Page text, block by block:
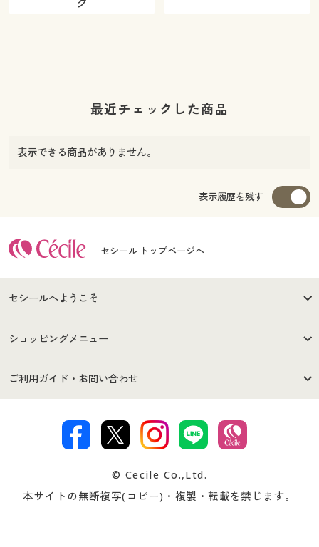
最近チェックした商品
表示できる商品がありません。
表示履歴を残す
セシール トップページへ
セシールへようこそ
はじめての方へ
セシールご利用規約
著作権・商標について 会社案内
ショッピングメニュー
商品カテゴリ
プレゼント＆キャンペーン サイトマップ
ご利用ガイド・お問い合わせ
交換・返品は お支払は
ついて
忘れの場合
© Cecile Co.,Ltd.
本サイトの無断複写(コピー)・複製・転載を禁じます。